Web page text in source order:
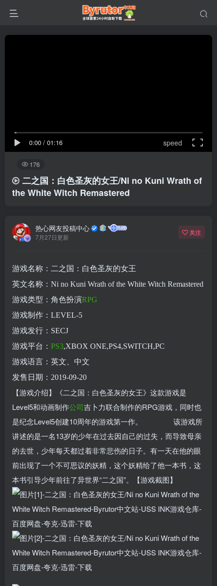
0:00 / 01:16 speed
176
二之国：白色圣灰的女王/Ni no Kuni Wrath of
the White Witch Remastered
热心网友投稿中心
7月27日更新
关注
游戏名称：二之国：白色圣灰的女王
英文名称：Ni no Kuni Wrath of the White Witch Remastered
游戏类型：角色扮演RPG
游戏制作：LEVEL-5
游戏发行：SECJ
游戏平台： PS3,XBOX ONE,PS4,SWITCH,PC
游戏语言：英文、中文
发售日期：2019-09-20
【游戏介绍】《二之国：白色圣灰的女王》这款游戏是
Level5和动画制作公司吉卜力联合制作的RPG游戏，同时也
是纪念Level5创建10周年的游戏第一作。 该游戏所
讲述的是一名13岁的少年在过去因自己的过失，而导致母亲
的去世，少年每天都过着非常悲伤的日子。有一天在他的眼
前出现了一个不可思议的妖精，这个妖精给了他一本书，这
本书引导少年前往了异世界“二之国”。【游戏截图】